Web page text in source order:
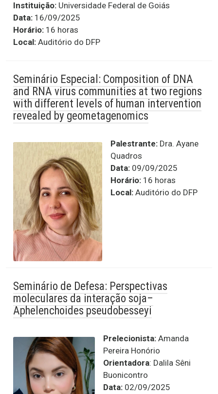
Instituição: Universidade Federal de Goiás
Data: 16/09/2025
Horário: 16 horas
Local: Auditório do DFP
Seminário Especial: Composition of DNA
and RNA virus communities at two regions
with different levels of human intervention
revealed by geometagenomics
Palestrante: Dra. Ayane
Quadros
Data: 09/09/2025
Horário: 16 horas
Local: Auditório do DFP
Seminário de Defesa: Perspectivas
moleculares da interação soja–
Aphelenchoides pseudobesseyi
Prelecionista: Amanda
Pereira Honório
Orientadora: Dalila Sêni
Buonicontro
Data: 02/09/2025